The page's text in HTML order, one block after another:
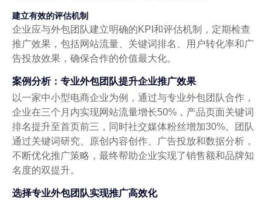
建立有效的评估机制
企业应与外包团队建立明确的KPI和评估机制，定期检查
推广效果，包括网站流量、关键词排名、用户转化率和广
告投放效果，确保合作的价值最大化。
案例分析：专业外包团队提升企业推广效果
以一家中小型电商企业为例，通过与专业外包团队合作，
企业在三个月内实现网站流量增长50%，产品页面关键词
排名提升至首页前三，同时社交媒体粉丝增加30%。团队
通过关键词研究、原创内容创作、广告投放和数据分析，
不断优化推广策略，最终帮助企业实现了销售额和品牌知
名度的双提升。
选择专业外包团队实现推广高效化